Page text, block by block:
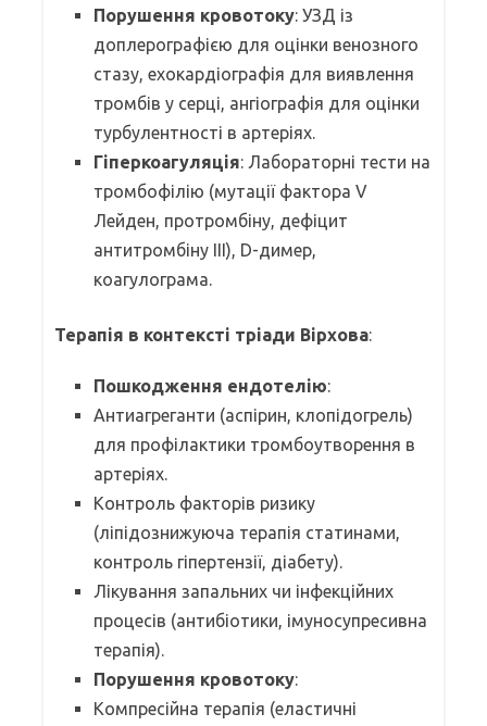
Порушення кровотоку: УЗД із
доплерографією для оцінки венозного
стазу, ехокардіографія для виявлення
тромбів у серці, ангіографія для оцінки
турбулентності в артеріях.
Гіперкоагуляція: Лабораторні тести на
тромбофілію (мутації фактора V
Лейден, протромбіну, дефіцит
антитромбіну III), D-димер,
коагулограма.
Терапія в контексті тріади Вірхова:
Пошкодження ендотелію:
Антиагреганти (аспірин, клопідогрель)
для профілактики тромбоутворення в
артеріях.
Контроль факторів ризику
(ліпідознижуюча терапія статинами,
контроль гіпертензії, діабету).
Лікування запальних чи інфекційних
процесів (антибіотики, імуносупресивна
терапія).
Порушення кровотоку:
Компресійна терапія (еластичні